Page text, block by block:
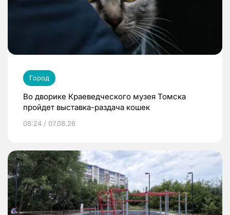
Город
Во дворике Краеведческого музея Томска
пройдет выставка-раздача кошек
08:24 / 07.08.26